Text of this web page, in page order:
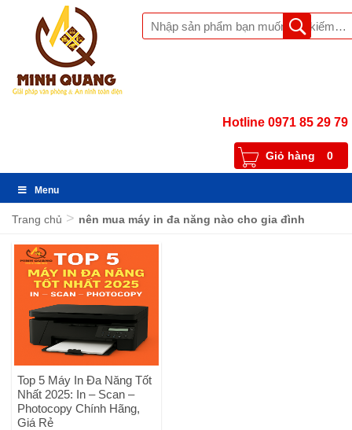
Hotline 0971 85 29 79
Giỏ hàng 0
Menu
Trang chủ > nên mua máy in đa năng nào cho gia đình
Top 5 Máy In Đa Năng Tốt
Nhất 2025: In – Scan –
Photocopy Chính Hãng,
Giá Rẻ